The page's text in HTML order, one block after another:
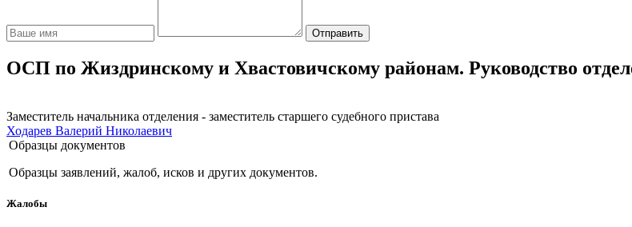
Отправить
ОСП по Жиздринскому и Хвастовичскому районам. Руководство
Заместитель начальника отделения - заместитель старшего судебного пристава
Ходарев Валерий Николаевич
Образцы документов
Образцы заявлений, жалоб, исков и других документов.
Жалобы